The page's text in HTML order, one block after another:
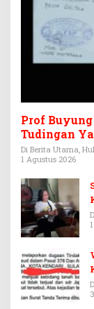
Prof
Tudingan
Rp3,6 Miliar
Di Berita Utama,
1 Agustus 2026